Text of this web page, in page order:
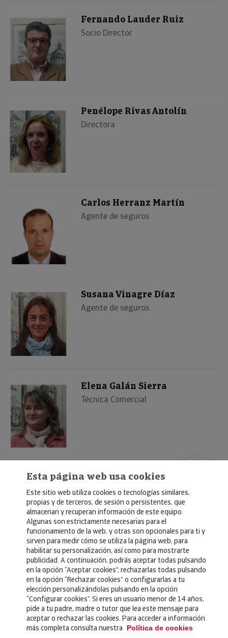
Fernando Lauder Ruiz
Socio Director
Penélope Rivas Antolín
Directora
Carlos Herranz Martín
Agente de seguros
Susana Vinagre Díaz
Agente de seguros
Elena Galán Sierra
Técnica Comercial
© Copyright 2026, Crédito y Caución
Aviso Legal
Política de Privacidad
RGPD
Política de Cookies
Seguros
Esta página web usa cookies
Este sitio web utiliza cookies o tecnologías similares,
propias y de terceros, de sesión o persistentes, que
almacenan y recuperan información de este equipo.
Algunas son estrictamente necesarias para el
funcionamiento de la web, y otras son opcionales para ti y
sirven para medir cómo se utiliza la página web, para
habilitar su personalización, así como para mostrarte
publicidad. A continuación, podrás aceptar todas pulsando
en la opción “Aceptar cookies”, rechazarlas todas pulsando
en la opción “Rechazar cookies” o configurarlas a tu
elección personalizándolas pulsando en la opción
“Configurar cookies”. Si eres un usuario menor de 14 años,
pide a tu padre, madre o tutor que lea este mensaje para
aceptar o rechazar las cookies. Para acceder a información
más completa consulta nuestra
Política de cookies